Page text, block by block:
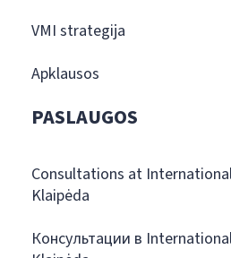
VMI strategija
Apklausos
PASLAUGOS
Consultations at
Klaipėda
Консультации в